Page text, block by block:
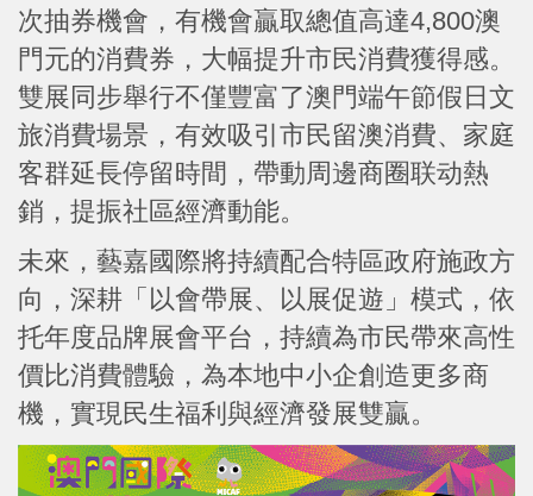
次抽券機會，有機會贏取總值高達4,800澳
門元的消費券，大幅提升市民消費獲得感。
雙展同步舉行不僅豐富了澳門端午節假日文
旅消費場景，有效吸引市民留澳消費、家庭
客群延長停留時間，帶動周邊商圈联动熱
銷，提振社區經濟動能。
未來，藝嘉國際將持續配合特區政府施政方
向，深耕「以會帶展、以展促遊」模式，依
托年度品牌展會平台，持續為市民帶來高性
價比消費體驗，為本地中小企創造更多商
機，實現民生福利與經濟發展雙贏。